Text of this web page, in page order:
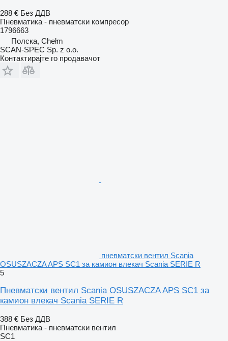
288 € Без ДДВ
Пневматика - пневматски компресор
1796663
Полска, Chełm
SCAN-SPEC Sp. z o.o.
Контактирајте го продавачот
пневматски вентил Scania
OSUSZACZA APS SC1 за камион влекач Scania SERIE R
5
Пневматски вентил Scania OSUSZACZA APS SC1 за
камион влекач Scania SERIE R
388 € Без ДДВ
Пневматика - пневматски вентил
SC1